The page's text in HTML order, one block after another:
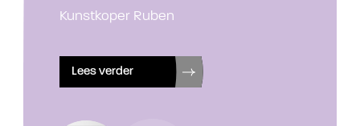
Kunstkoper Ruben
Lees verder